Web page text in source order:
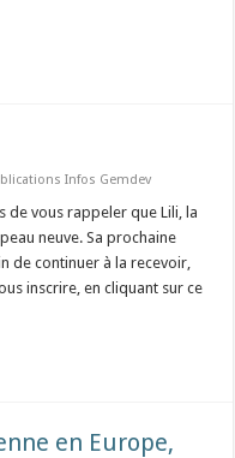
Infos Gemdev
de vous rappeler que Lili, la
neuve. Sa prochaine
de continuer à la recevoir,
inscrire, en cliquant sur ce
en Europe,